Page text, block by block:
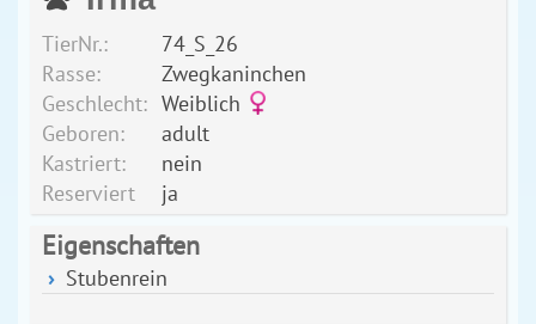
TierNr.:
74_S_26
Rasse:
Zwegkaninchen
Geschlecht: Weiblich
Geboren:
adult
Kastriert:
nein
Reserviert
ja
Eigenschaften
Stubenrein